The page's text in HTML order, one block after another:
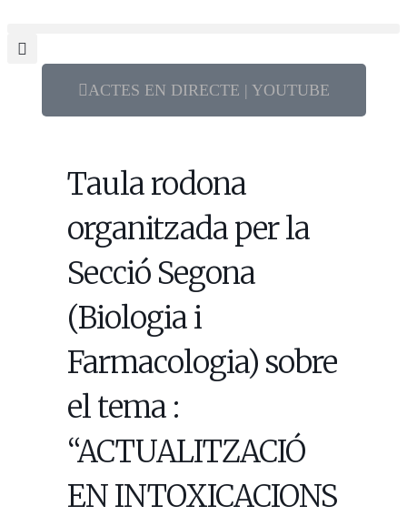
ACTES EN DIRECTE | YOUTUBE
Taula rodona
organitzada per la
Secció Segona
(Biologia i
Farmacologia) sobre
el tema :
“ACTUALITZACIÓ
EN INTOXICACIONS